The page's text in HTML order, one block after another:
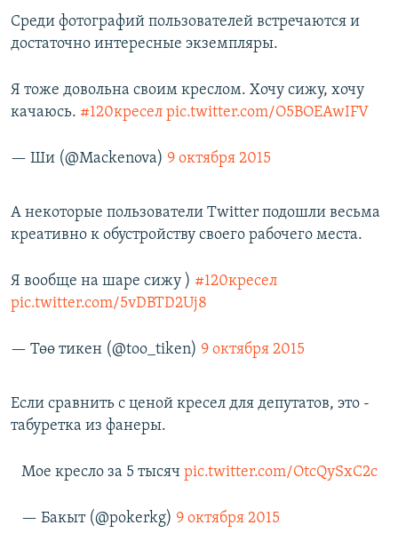
Среди фотографий пользователей встречаются и
достаточно интересные экземпляры.
Я тоже довольна своим креслом. Хочу сижу, хочу
качаюсь. #120кресел pic.twitter.com/O5BOEAwIFV
— Ши (@Mackenova) 9 октября 2015
А некоторые пользователи Twitter подошли весьма
креативно к обустройству своего рабочего места.
Я вообще на шаре сижу ) #120кресел
pic.twitter.com/5vDBTD2Uj8
— Төө тикен (@too_tiken) 9 октября 2015
Если сравнить с ценой кресел для депутатов, это -
табуретка из фанеры.
Мое кресло за 5 тысяч pic.twitter.com/OtcQySxC2c
— Бакыт (@pokerkg) 9 октября 2015